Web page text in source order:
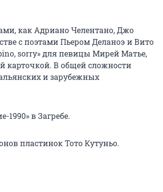
как Адриано Челентано, Джо
с поэтами Пьером Деланоэ и Вито
sorry» для певицы Мирей Матье,
карточкой. В общей сложности
и зарубежных
1990» в Загребе.
пластинок Тото Кутуньо.